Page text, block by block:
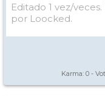
Editado 1 vez/
por Loocked.
Karma: 0 -